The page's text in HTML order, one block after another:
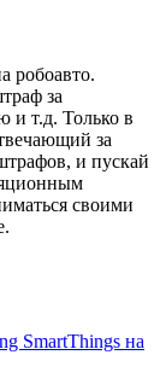
робоавто.
за
и т.д. Только в
за
и пускай
своими
SmartThings на